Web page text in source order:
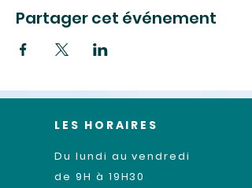
Partager cet événement
LES HORAIRES
Du lundi au vendredi
de 9H à 19H30